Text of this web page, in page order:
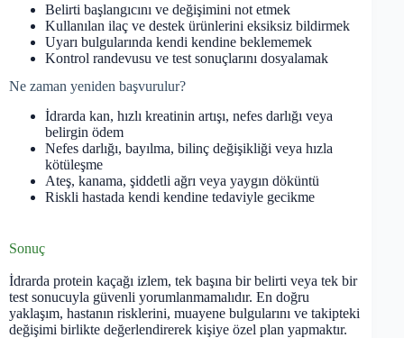
Belirti başlangıcını ve değişimini not etmek
Kullanılan ilaç ve destek ürünlerini eksiksiz bildirmek
Uyarı bulgularında kendi kendine beklememek
Kontrol randevusu ve test sonuçlarını dosyalamak
Ne zaman yeniden başvurulur?
İdrarda kan, hızlı kreatinin artışı, nefes darlığı veya
belirgin ödem
Nefes darlığı, bayılma, bilinç değişikliği veya hızla
kötüleşme
Ateş, kanama, şiddetli ağrı veya yaygın döküntü
Riskli hastada kendi kendine tedaviyle gecikme
Sonuç
İdrarda protein kaçağı izlem, tek başına bir belirti veya tek bir
test sonucuyla güvenli yorumlanmamalıdır. En doğru
yaklaşım, hastanın risklerini, muayene bulgularını ve takipteki
değişimi birlikte değerlendirerek kişiye özel plan yapmaktır.